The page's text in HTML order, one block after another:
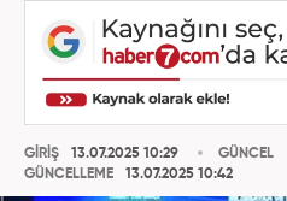
GİRİŞ
13.07.2025 10:29
GÜNCELLEME
13.07.2025 10:42
GÜNCEL